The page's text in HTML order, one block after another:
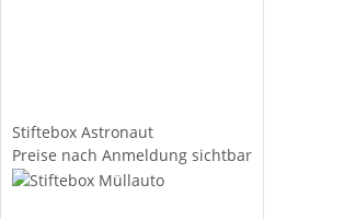
Stiftebox Astronaut
Preise nach Anmeldung sichtbar